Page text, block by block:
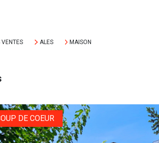
VENTES ALES MAISON
DE COEUR